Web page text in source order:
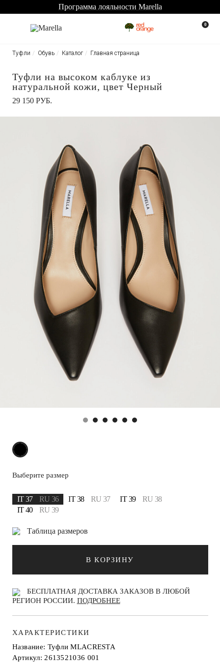
Программа лояльности Marella
0
Главная страница
Каталог
Обувь
Туфли
Туфли на высоком каблуке из
натуральной кожи, цвет Черный
29 150 РУБ.
Выберите размер
IT 37 RU 36 IT 38 RU 37 IT 39
RU 38
IT 40
RU 39
Таблица размеров
В КОРЗИНУ
БЕСПЛАТНАЯ ДОСТАВКА ЗАКАЗОВ В ЛЮБОЙ
РЕГИОН РОССИИ. ПОДРОБНЕЕ
ХАРАКТЕРИСТИКИ
Название: Туфли MLACRESTA
Артикул: 2613521036 001